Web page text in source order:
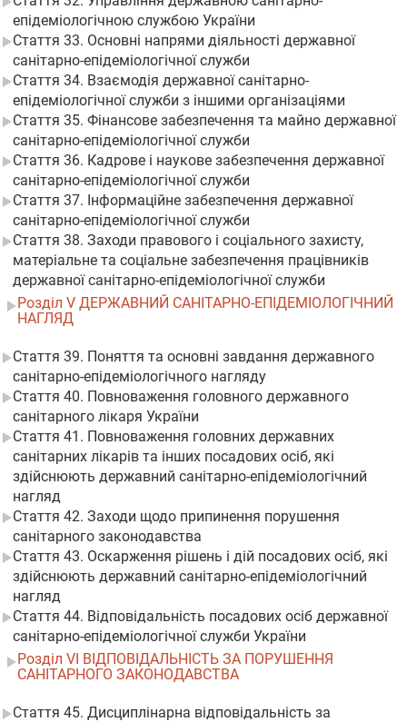
епідеміологічною службою України
Стаття 33. Основні напрями діяльності державної
санітарно-епідеміологічної служби
Стаття 34. Взаємодія державної санітарно-
епідеміологічної служби з іншими організаціями
Стаття 35. Фінансове забезпечення та майно державної
санітарно-епідеміологічної служби
Стаття 36. Кадрове і наукове забезпечення державної
санітарно-епідеміологічної служби
Стаття 37. Інформаційне забезпечення державної
санітарно-епідеміологічної служби
Стаття 38. Заходи правового і соціального захисту,
матеріальне та соціальне забезпечення працівників
державної санітарно-епідеміологічної служби
Розділ V ДЕРЖАВНИЙ САНІТАРНО-ЕПІДЕМІОЛОГІЧНИЙ
НАГЛЯД
Стаття 39. Поняття та основні завдання державного
санітарно-епідеміологічного нагляду
Стаття 40. Повноваження головного державного
санітарного лікаря України
Стаття 41. Повноваження головних державних
санітарних лікарів та інших посадових осіб, які
здійснюють державний санітарно-епідеміологічний
нагляд
Стаття 42. Заходи щодо припинення порушення
санітарного законодавства
Стаття 43. Оскарження рішень і дій посадових осіб, які
здійснюють державний санітарно-епідеміологічний
нагляд
Стаття 44. Відповідальність посадових осіб державної
санітарно-епідеміологічної служби України
Розділ VI ВІДПОВІДАЛЬНІСТЬ ЗА ПОРУШЕННЯ
САНІТАРНОГО ЗАКОНОДАВСТВА
Стаття 45. Дисциплінарна відповідальність за